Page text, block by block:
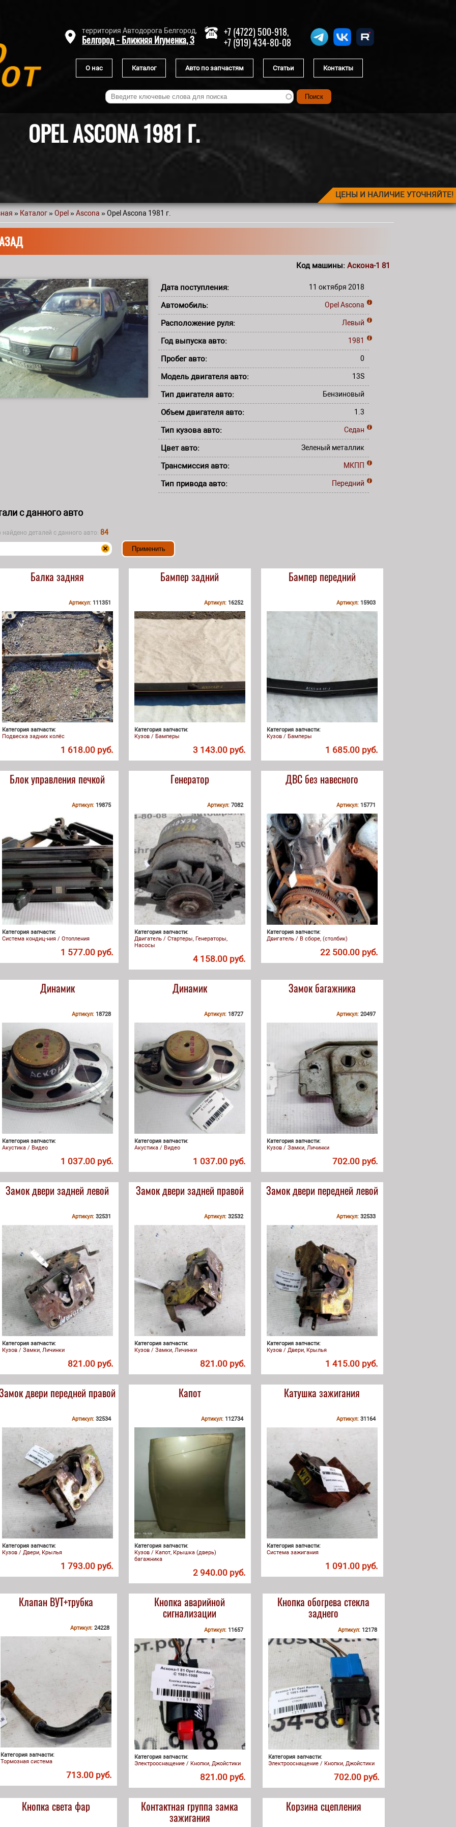
территория Автодорога Белгород,
Белгород - Ближняя Игуменка, 3
+7 (4722) 500-918,
+7 (919) 434-80-08
О нас Каталог Авто по запчастям Статьи Контакты
OPEL ASCONA 1981 Г.
ЦЕНЫ И НАЛИЧИЕ УТОЧНЯЙТЕ!
» Каталог»Opel »Ascona » Opel Ascona 1981 г.
Код машины: Аскона-1 81
Дата поступления: 11 октября 2018
Автомобиль: Opel Ascona
Расположение руля: Левый
Год выпуска авто: 1981
Пробег авто: 0
Модель двигателя авто: 13S
Тип двигателя авто: Бензиновый
Объем двигателя авто: 1.3
Тип кузова авто: Седан
Цвет авто: Зеленый металлик
Трансмиссия авто: МКПП
Тип привода авто: Передний
с данного авто
найдено деталей с данного авто: 84
Балка задняя
Артикул: 111351
Категория запчасти:
Подвеска задних колёс
1 618.00 руб.
Бампер задний
Артикул: 16252
Категория запчасти:
Кузов / Бамперы
3 143.00 руб.
Бампер передний
Артикул: 15903
Категория запчасти:
Кузов / Бамперы
1 685.00 руб.
Блок управления печкой
Артикул: 19875
Категория запчасти:
Система кондиц-ния / Отопления
1 577.00 руб.
Генератор
Артикул: 7082
Категория запчасти:
Двигатель / Стартеры, Генераторы,
Насосы
4 158.00 руб.
ДВС без навесного
Артикул: 15771
Категория запчасти:
Двигатель / В сборе, (столбик)
22 500.00 руб.
Динамик
Артикул: 18728
Категория запчасти:
Акустика / Видео
1 037.00 руб.
Динамик
Артикул: 18727
Категория запчасти:
Акустика / Видео
1 037.00 руб.
Замок багажника
Артикул: 20497
Категория запчасти:
Кузов / Замки, Личинки
702.00 руб.
Замок двери задней левой
Артикул: 32531
Категория запчасти:
Кузов / Замки, Личинки
821.00 руб.
Замок двери задней правой
Артикул: 32532
Категория запчасти:
Кузов / Замки, Личинки
821.00 руб.
Замок двери передней левой
Артикул: 32533
Категория запчасти:
Кузов / Двери, Крылья
1 415.00 руб.
двери передней правой
Артикул: 32534
Категория запчасти:
Кузов / Двери, Крылья
1 793.00 руб.
Капот
Артикул: 112734
Категория запчасти:
Кузов / Капот, Крышка (дверь)
багажника
2 940.00 руб.
Катушка зажигания
Артикул: 31164
Категория запчасти:
Система зажигания
1 091.00 руб.
Клапан ВУТ+трубка
Артикул: 24228
Категория запчасти:
Тормозная система
713.00 руб.
Кнопка аварийной
сигнализации
Артикул: 11657
Категория запчасти:
Электрооснащение / Кнопки, Джойстики
821.00 руб.
Кнопка обогрева стекла
заднего
Артикул: 12178
Категория запчасти:
Электрооснащение / Кнопки, Джойстики
702.00 руб.
Кнопка света фар Контактная группа замка
зажигания
Корзина сцепления